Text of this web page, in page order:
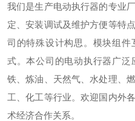
我们是生产电动执行器的专业
定、安装调试及维护方便等特
司的特殊设计构思。模块组件
式。本公司的电动执行器广
铁、炼油、天然气、水处理、
工、化工等行业。欢迎国内外
术经济合作关系。